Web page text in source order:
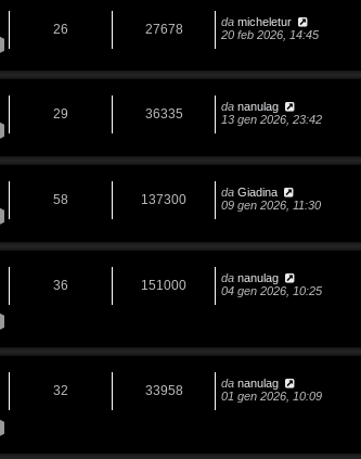
26 27678 da micheletur
20 feb 2026, 14:45
29 36335 da nanulag
13 gen 2026, 23:42
58 137300 da Giadina
09 gen 2026, 11:30
36 151000 da nanulag
04 gen 2026, 10:25
32 33958 da nanulag
01 gen 2026, 10:09